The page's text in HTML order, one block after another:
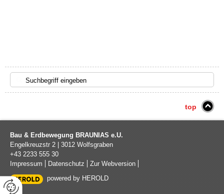
top
Bau & Erdbewegung BRAUNIAS e.U.
Engelkreuzstr 2
3012 Wolfsgraben
+43 2233 555 30
Impressum
Datenschutz
Zur Webversion
powered by HEROLD